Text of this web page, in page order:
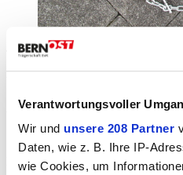
Verantwortungsvoller
Wir und unsere 208 Partner
Daten, wie z. B. Ihre IP-
wie Cookies, um
TRAK 7 Schneeketten wie neu,
Als letztes gebraucht auf
195.65.15. Die Kette kann wenig
Leider habe ich keine Liste der